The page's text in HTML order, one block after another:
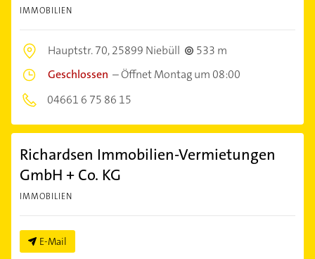
IMMOBILIEN
Hauptstr. 70,25899 Niebüll
533 m
Geschlossen –Öffnet Montag um 08:00
04661 6 75 86 15
Richardsen Immobilien-Vermietungen
GmbH + Co. KG
IMMOBILIEN
E-Mail